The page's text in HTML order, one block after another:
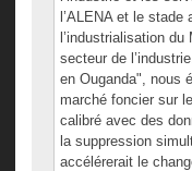
l’ALENA et le
l’industrialisation
secteur de
en Ouganda", nous
marché foncier sur
calibré avec des
la suppression
accélérerait le